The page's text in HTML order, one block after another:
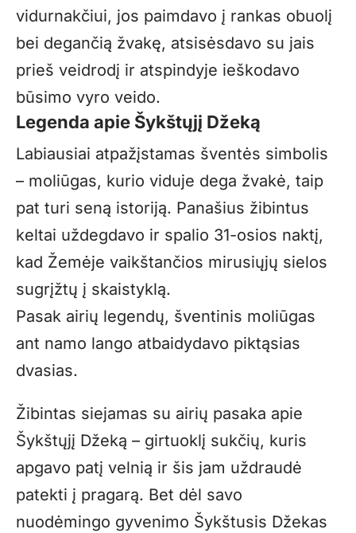
vidurnakčiui, jos paimdavo į rankas obuolį
bei degančią žvakę, atsisėsdavo su jais
prieš veidrodį ir atspindyje ieškodavo
būsimo vyro veido.
Legenda apie Šykštųjį Džeką
Labiausiai atpažįstamas šventės simbolis
– moliūgas, kurio viduje dega žvakė, taip
pat turi seną istoriją. Panašius žibintus
keltai uždegdavo ir spalio 31-osios naktį,
kad Žemėje vaikštančios mirusiųjų sielos
sugrįžtų į skaistyklą.
Pasak airių legendų, šventinis moliūgas
ant namo lango atbaidydavo piktąsias
dvasias.
Žibintas siejamas su airių pasaka apie
Šykštųjį Džeką – girtuoklį sukčių, kuris
apgavo patį velnią ir šis jam uždraudė
patekti į pragarą. Bet dėl savo
nuodėmingo gyvenimo Šykštusis Džekas